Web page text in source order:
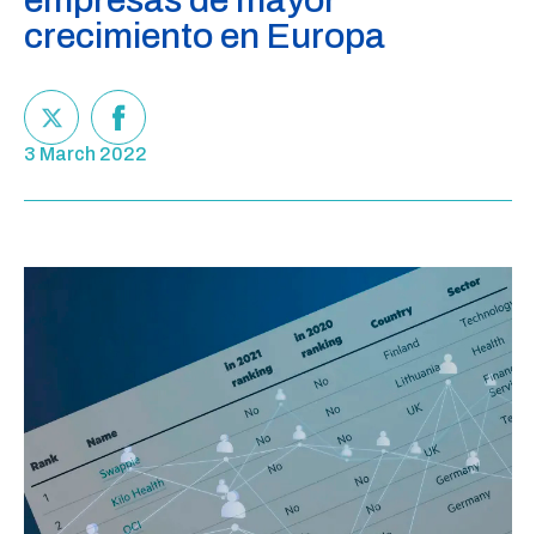
crecimiento en Europa
3 March 2022